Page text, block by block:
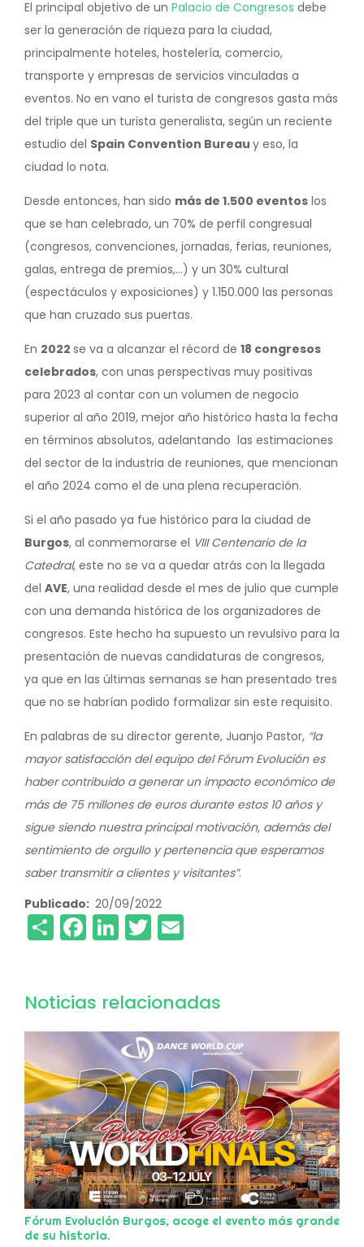
El principal objetivo de un Palacio de Congresos debe
ser la generación de riqueza para la ciudad,
principalmente hoteles, hostelería, comercio,
transporte y empresas de servicios vinculadas a
eventos. No en vano el turista de congresos gasta más
del triple que un turista generalista, según un reciente
estudio del Spain Convention Bureau y eso, la
ciudad lo nota.
Desde entonces, han sido más de 1.500 eventos los
que se han celebrado, un 70% de perfil congresual
(congresos, convenciones, jornadas, ferias, reuniones,
galas, entrega de premios,...) y un 30% cultural
(espectáculos y exposiciones) y 1.150.000 las personas
que han cruzado sus puertas.
En 2022 se va a alcanzar el récord de 18 congresos
celebrados, con unas perspectivas muy positivas
para 2023 al contar con un volumen de negocio
superior al año 2019, mejor año histórico hasta la fecha
en términos absolutos, adelantando las estimaciones
del sector de la industria de reuniones, que mencionan
el año 2024 como el de una plena recuperación.
Si el año pasado ya fue histórico para la ciudad de
Burgos, al conmemorarse el VIII Centenario de la
Catedral, este no se va a quedar atrás con la llegada
del AVE, una realidad desde el mes de julio que cumple
con una demanda histórica de los organizadores de
congresos. Este hecho ha supuesto un revulsivo para la
presentación de nuevas candidaturas de congresos,
ya que en las últimas semanas se han presentado tres
que no se habrían podido formalizar sin este requisito.
En palabras de su director gerente, Juanjo Pastor, “la
mayor satisfacción del equipo del Fórum Evolución es
haber contribuido a generar un impacto económico de
más de 75 millones de euros durante estos 10 años y
sigue siendo nuestra principal motivación, además del
sentimiento de orgullo y pertenencia que esperamos
saber transmitir a clientes y visitantes”.
Publicado 20/09/2022
ShareFacebook
LinkedIn
Twitter
Noticias relacionadas
Fórum Evolución Burgos, acoge el evento más grande
de su historia.